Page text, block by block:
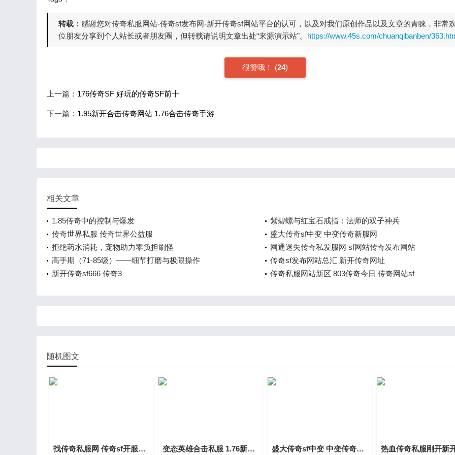
转载： 感谢您对传奇私服网站-传奇sf发布网-新开传奇sf网站平台的认可，以及对我们原创作品以及文章的青睐，非常
位朋友分享到个人站长或者朋友圈，但转载请说明文章出处“来源演示站”。 https://www.45s.com/chuanqibanben/
很赞哦！ (24)
上一篇： 176传奇SF 好玩的传奇SF前十
下一篇： 1.95新开合击传奇网站 1.76合击传奇手游
相关文章
1.85传奇中的控制与爆发
紫碧螺与红宝石戒指：法师的双子神兵
传奇世界私服 传奇世界公益服
盛大传奇sf中变 中变传奇新服网
拒绝药水消耗，宠物助力零负担刷怪
网通迷失传奇私发服网 sf网站传奇发布网站
高手期（71-85级）——细节打磨与极限操作
传奇sf发布网站总汇 新开传奇网址
新开传奇sf666 传奇3
传奇私服网站新区 803传奇今日 传奇网站sf
随机图文
找传奇私服网 传奇sf开服网站 变态英雄合击私服 1.76新开合击 盛大传奇sf中变 中变传奇新服网